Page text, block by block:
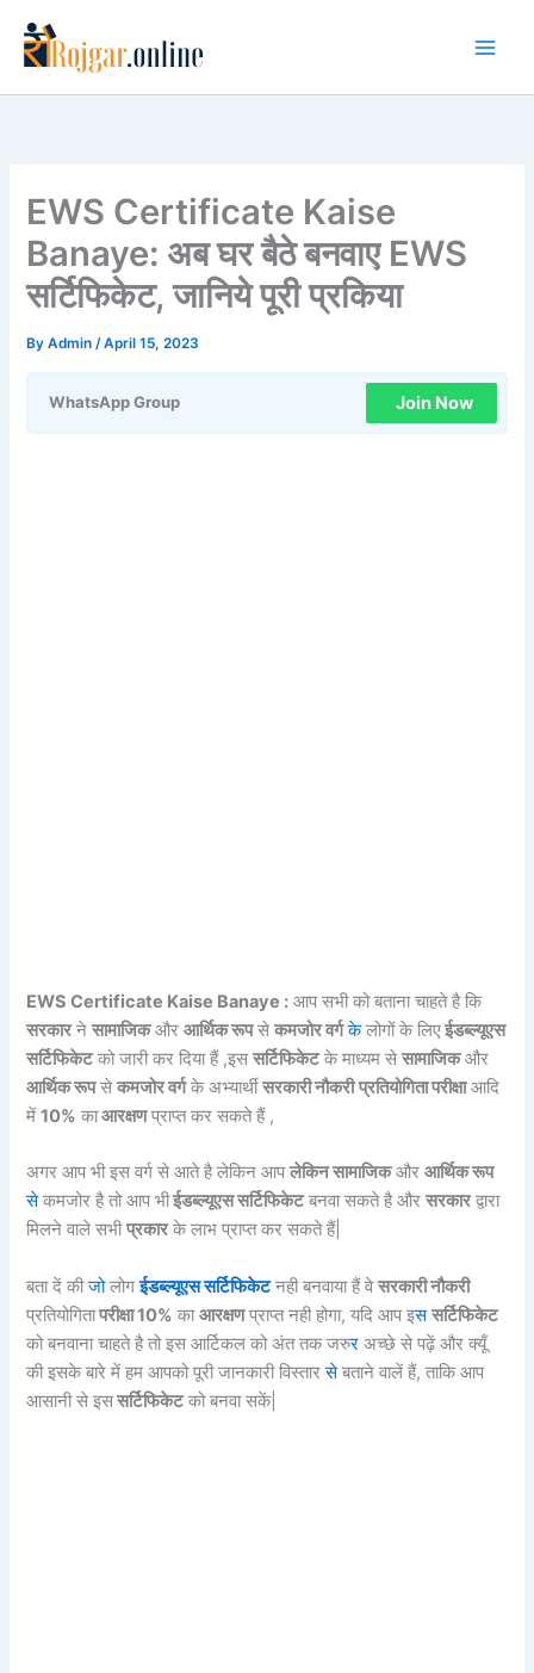
content
EWS Certificate Kaise
Banaye: अब घर बैठे बनवाए EWS
सर्टिफिकेट, जानिये पूरी प्रकिया
ByAdmin/April 15, 2023
WhatsApp Group Join Now
EWS Certificate Kaise Banaye : आप सभी को बताना चाहते है कि
सरकारनेसामाजिकऔरआर्थिक रूपसेकमजोर वर्गकेलोगों के लिएईडब्ल्यूएस
सर्टिफिकेटको जारी कर दिया हैं ,इससर्टिफिकेटके माध्यम सेसामाजिकऔर
आर्थिक रूपसेकमजोर वर्गके अभ्यार्थीसरकारी नौकरी प्रतियोगिता परीक्षाआदि
में10% काआरक्षणप्राप्त कर सकते हैं ,
अगर आप भी इस वर्ग से आते है लेकिन आपलेकिन सामाजिकऔरआर्थिक रूप
सेकमजोर है तो आप भीईडब्ल्यूएस सर्टिफिकेटबनवा सकते है औरसरकारद्वारा
मिलने वाले सभीप्रकारके लाभ प्राप्त कर सकते हैं|
बता दें कीजोलोग ईडब्ल्यूएस सर्टिफिकेटनही बनवाया हैं वेसरकारी नौकरी
प्रतियोगितापरीक्षा 10% काआरक्षणप्राप्त नही होगा, यदि आप इस सर्टिफिकेट
को बनवाना चाहते है तो इस आर्टिकल को अंत तक जरुर अच्छे से पढ़ें और क्यूँ
की इसके बारे में हम आपको पूरी जानकारी विस्तारसेबताने वालें हैं, ताकि आप
आसानी से इससर्टिफिकेटको बनवा सकें|